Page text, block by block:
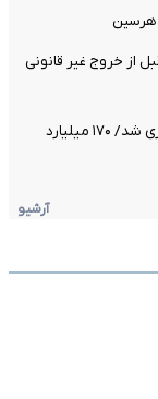
از خروج غیر قانونی
پل راه‌آهن هشتگرد پس از ۹ سال آماده بهره‌برداری شد/ ۱۷۰ میلیارد
آرشیو